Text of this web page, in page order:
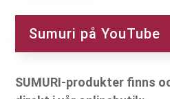
Sumuri på YouTube
SUMURI-produkter finns